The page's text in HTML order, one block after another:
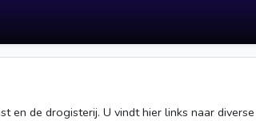
en de drogisterij. U vindt hier links naar